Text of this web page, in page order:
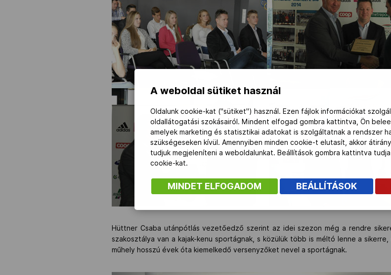
Hüttner Csaba utánpótlás vezetőedző szerint az idei szezon még a rendre
szakosztálya van a kajak-kenu sportágnak, s közülük több is méltó lenne a
műhely hosszú évek óta kiemelkedő versenyzőket nevel a sportágnak.
A weboldal sütiket használ
Oldalunk cookie-kat ("sütiket") használ. Ezen fájlok információkat
oldallátogatási szokásairól. Mindent elfogad gombra kattintva, Ön
amelyek marketing és statisztikai adatokat is szolgáltatnak a rendszer
szükségeseken kívül. Amennyiben minden cookie-t elutasít, akkor
tudjuk megjeleníteni a weboldalunkat. Beállítások gombra kattintva
cookie-kat.
MINDET ELFOGADOM BEÁLLÍTÁSOK